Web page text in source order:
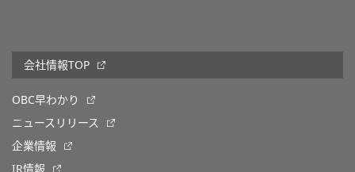
会社情報TOP
OBC早わかり
ニュースリリース
企業情報
IR情報